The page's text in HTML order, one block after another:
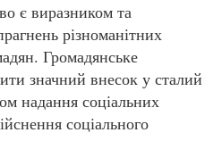
є виразником та
різноманітних
Громадянське
значний внесок у сталий
надання соціальних
соціального